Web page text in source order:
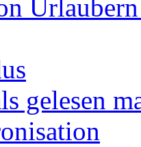
gelesen